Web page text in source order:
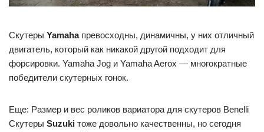
Скутеры Yamahaпревосходны, динамичны, у них отличный
двигатель, который как никакой другой подходит для
форсировки. Yamaha Jog и Yamaha Aerox — многократные
победители скутерных гонок.
Еще: Размер и вес роликов вариатора для скутеров Benelli
Скутеры Suzuki тоже довольно качественны, но сегодня